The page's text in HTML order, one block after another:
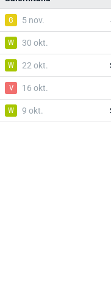
G 5 nov.
W 30 okt.
W 22 okt.
V 16 okt.
W 9 okt.